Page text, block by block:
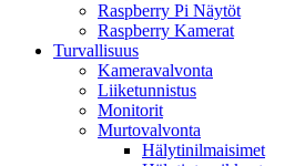
Raspberry Pi Näytöt
Raspberry Kamerat
Turvallisuus
Kameravalvonta
Liiketunnistus
Monitorit
Murtovalvonta
Hälytinilmaisimet